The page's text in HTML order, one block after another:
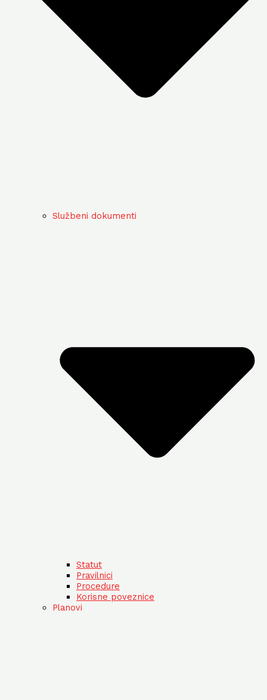
Službeni dokumenti
Statut
Pravilnici
Procedure
Korisne poveznice
Planovi